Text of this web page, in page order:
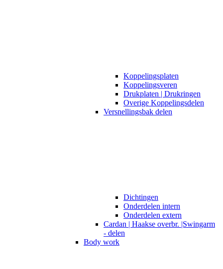
Koppelingsplaten
Koppelingsveren
Drukplaten | Drukringen
Overige Koppelingsdelen
Versnellingsbak delen
Dichtingen
Onderdelen intern
Onderdelen extern
Cardan | Haakse overbr. |Swingarm
- delen
Body work